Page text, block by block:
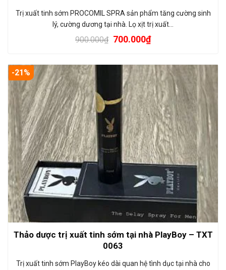
Trị xuất tinh sớm PROCOMIL SPRA sản phẩm tăng cường sinh
lý, cường dương tại nhà. Lọ xịt trị xuất…
900.000₫ 700.000₫
-21%
Thảo dược trị xuất tinh sớm tại nhà PlayBoy – TXT
0063
Trị xuất tinh sớm PlayBoy kéo dài quan hệ tình dục tại nhà cho